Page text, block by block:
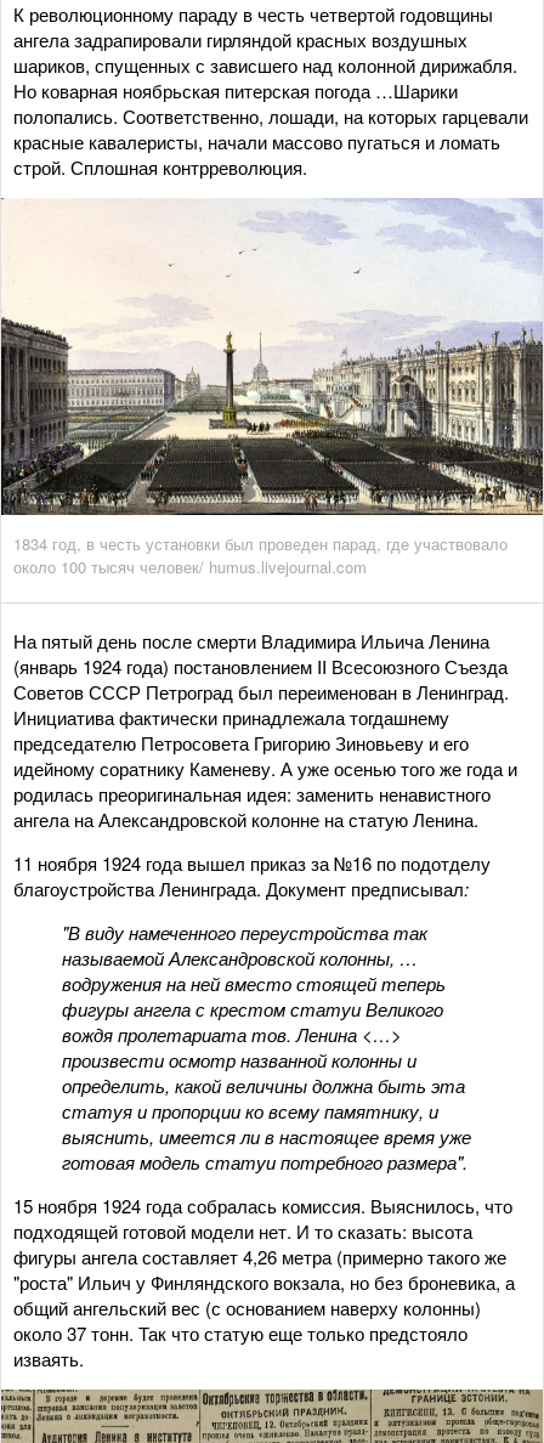
К революционному параду в честь четвертой годовщины
ангела задрапировали гирляндой красных воздушных
шариков, спущенных с зависшего над колонной дирижабля.
Но коварная ноябрьская питерская погода …Шарики
полопались. Соответственно, лошади, на которых гарцевали
красные кавалеристы, начали массово пугаться и ломать
строй. Сплошная контрреволюция.
1834 год, в честь установки был проведен парад, где участвовало
около 100 тысяч человек/ humus.livejournal.com
На пятый день после смерти Владимира Ильича Ленина
(январь 1924 года) постановлением II Всесоюзного Съезда
Советов СССР Петроград был переименован в Ленинград.
Инициатива фактически принадлежала тогдашнему
председателю Петросовета Григорию Зиновьеву и его
идейному соратнику Каменеву. А уже осенью того же года и
родилась преоригинальная идея: заменить ненавистного
ангела на Александровской колонне на статую Ленина.
11 ноября 1924 года вышел приказ за №16 по подотделу
благоустройства Ленинграда. Документ предписывал:
"В виду намеченного переустройства так
называемой Александровской колонны, …
водружения на ней вместо стоящей теперь
фигуры ангела с крестом статуи Великого
вождя пролетариата тов. Ленина <…>
произвести осмотр названной колонны и
определить, какой величины должна быть эта
статуя и пропорции ко всему памятнику, и
выяснить, имеется ли в настоящее время уже
готовая модель статуи потребного размера".
15 ноября 1924 года собралась комиссия. Выяснилось, что
подходящей готовой модели нет. И то сказать: высота
фигуры ангела составляет 4,26 метра (примерно такого же
"роста" Ильич у Финляндского вокзала, но без броневика, а
общий ангельский вес (с основанием наверху колонны)
около 37 тонн. Так что статую еще только предстояло
изваять.